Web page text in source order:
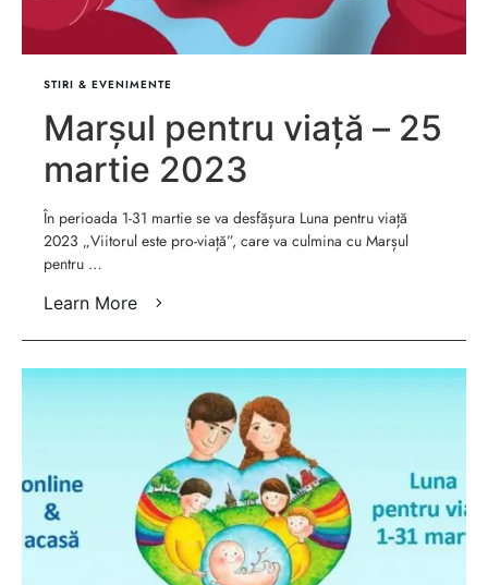
STIRI & EVENIMENTE
Marșul pentru viață – 25
martie 2023
În perioada 1-31 martie se va desfășura Luna pentru viață
2023 „Viitorul este pro-viață”, care va culmina cu Marșul
pentru …
Learn More